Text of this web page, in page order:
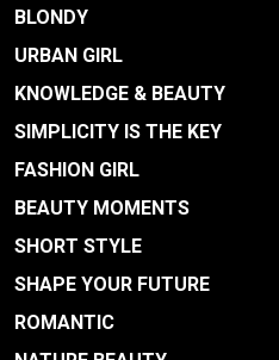
BLONDY
URBAN GIRL
KNOWLEDGE & BEAUTY
SIMPLICITY IS THE KEY
FASHION GIRL
BEAUTY MOMENTS
SHORT STYLE
SHAPE YOUR FUTURE
ROMANTIC